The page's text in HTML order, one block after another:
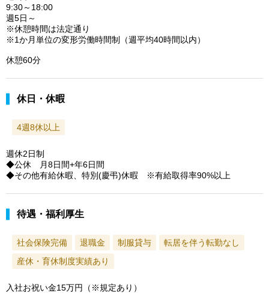
9:30～18:00
週5日～
※休憩時間は法定通り
※1か月単位の変形労働時間制（週平均40時間以内）
休憩60分
休日・休暇
4週8休以上
週休2日制
◆公休 月8日間+年6日間
◆その他有給休暇、特別(慶弔)休暇 ※有給取得率90%以上
待遇・福利厚生
社会保険完備 退職金 制服貸与
転居を伴う転勤なし
産休・育休制度実績あり
入社お祝い金15万円（※規定あり）